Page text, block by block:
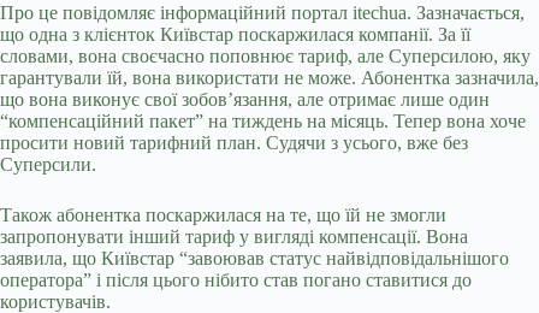
Про це повідомляє інформаційний портал itechua. Зазначається,
що одна з клієнток Київстар поскаржилася компанії. За її
словами, вона своєчасно поповнює тариф, але Суперсилою, яку
гарантували їй, вона використати не може. Абонентка зазначила,
що вона виконує свої зобов’язання, але отримає лише один
“компенсаційний пакет” на тиждень на місяць. Тепер вона хоче
просити новий тарифний план. Судячи з усього, вже без
Суперсили.
Також абонентка поскаржилася на те, що їй не змогли
запропонувати інший тариф у вигляді компенсації. Вона
заявила, що Київстар “завоював статус найвідповідальнішого
оператора” і після цього нібито став погано ставитися до
користувачів.